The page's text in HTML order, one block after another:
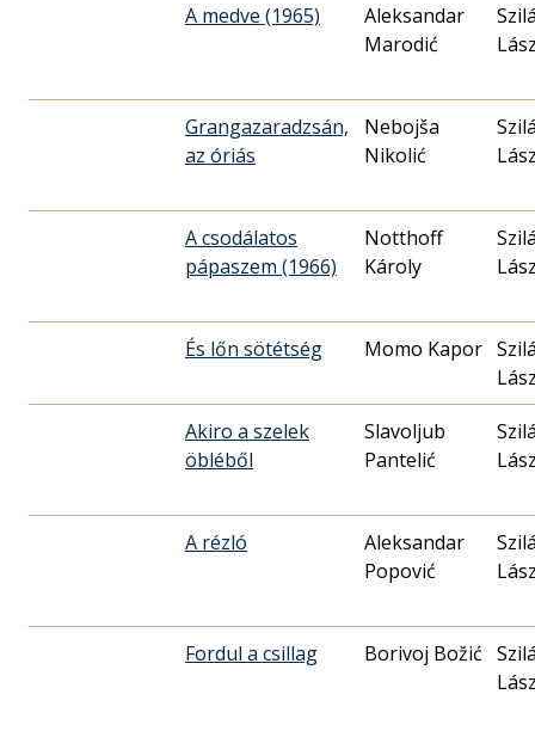
A medve (1965)
Aleksandar
Marodić
Grangazaradzsán,
az óriás
Nebojša
Nikolić
A csodálatos
pápaszem (1966)
Notthoff
Károly
És lőn sötétség Momo Kapor
Akiro a szelek
öbléből
Slavoljub
Pantelić
A rézló
Aleksandar
Popović
Fordul a csillag Borivoj Božić